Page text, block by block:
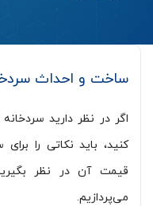
ساخت و احداث
اگر در نظر دارید
کنید، باید نکاتی را
قیمت آن در نظر
می‌پردازیم.